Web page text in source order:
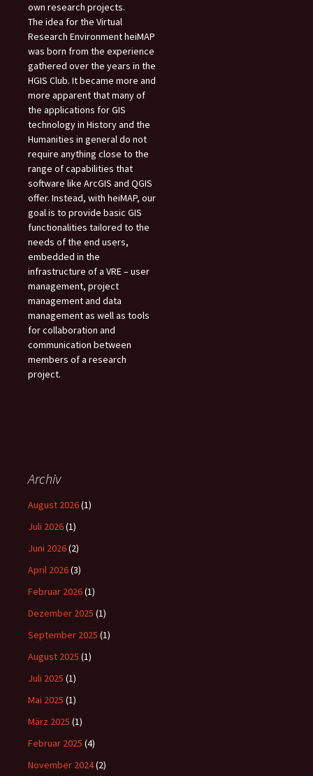
own research projects.
The idea for the Virtual
Research Environment heiMAP
was born from the experience
gathered over the years in the
HGIS Club. It became more and
more apparent that many of
the applications for GIS
technology in History and the
Humanities in general do not
require anything close to the
range of capabilities that
software like ArcGIS and QGIS
offer. Instead, with heiMAP, our
goal is to provide basic GIS
functionalities tailored to the
needs of the end users,
embedded in the
infrastructure of a VRE – user
management, project
management and data
management as well as tools
for collaboration and
communication between
members of a research
project.
Archiv
August 2026(1)
Juli 2026(1)
Juni 2026(2)
April 2026(3)
Februar 2026(1)
Dezember 2025 (1)
September 2025 (1)
August 2025 (1)
Juli 2025 (1)
Mai 2025 (1)
März 2025 (1)
Februar 2025 (4)
November 2024(2)